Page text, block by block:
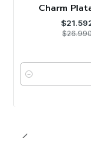
Charm
Cantidad